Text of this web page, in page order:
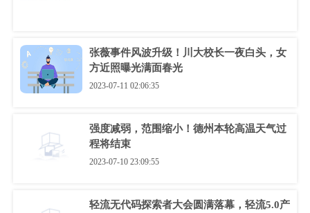
张薇事件风波升级！川大校长一夜白头，女
方近照曝光满面春光
2023-07-11 02:06:35
强度减弱，范围缩小！德州本轮高温天气过
程将结束
2023-07-10 23:09:55
轻流无代码探索者大会圆满落幕，轻流5.0产